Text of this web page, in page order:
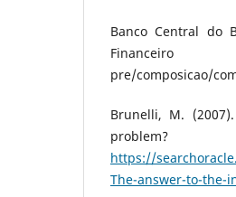
Banco Central do
pre/composicao/
Brunelli, M.
https://
The-answer-to-the-